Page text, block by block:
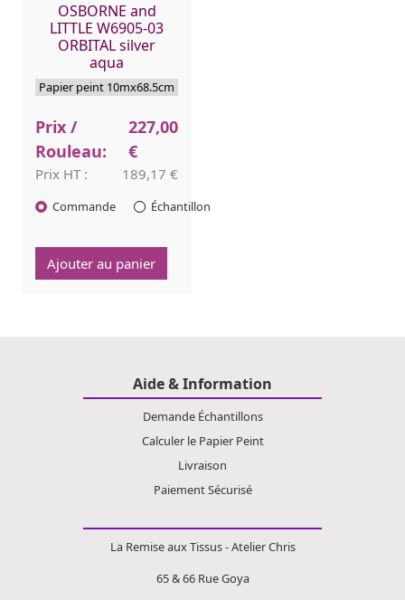
OSBORNE and
LITTLE W6905-03
ORBITAL silver
aqua
Papier peint 10mx68.5cm
Prix /
Rouleau:
227,00
€
Prix HT : 189,17 €
Commande Échantillon
Ajouter au panier
Aide & Information
Demande Échantillons
Calculer le Papier Peint
Livraison
Paiement Sécurisé
La Remise aux Tissus - Atelier Chris
65 & 66 Rue Goya